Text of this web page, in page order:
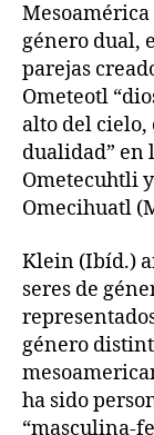
género dual,
parejas
Ometeotl
alto del cielo,
dualidad” en
Ometecuhtli
Omecihuatl
Klein (Ibíd.)
seres de
género
ha sido
“masculina-